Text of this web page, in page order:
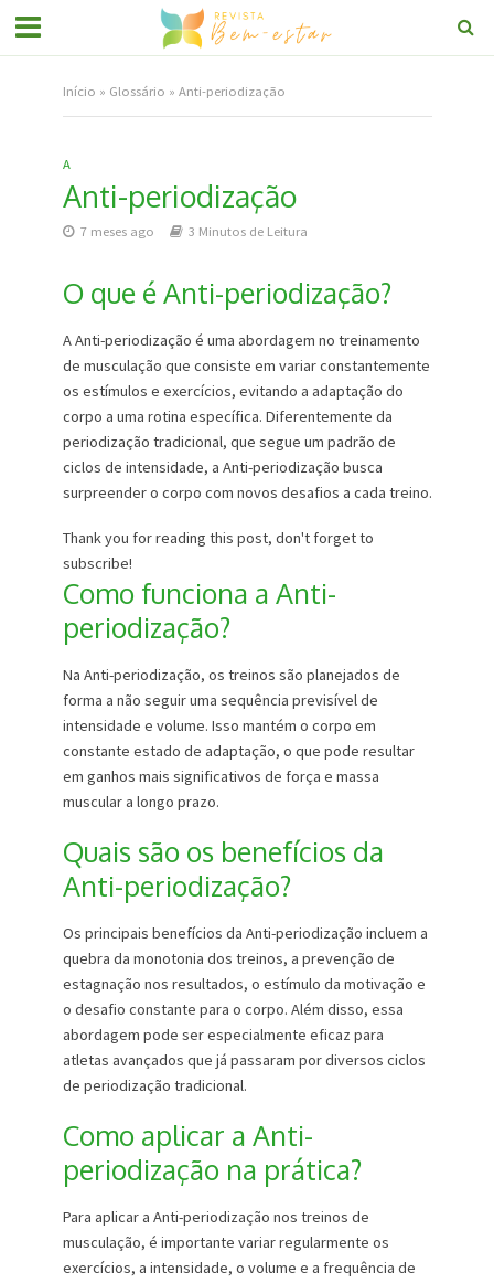
Início » Glossário » Anti-periodização
A
Anti-periodização
7 meses ago 3 Minutos de Leitura
O que é Anti-periodização?
A Anti-periodização é uma abordagem no treinamento
de musculação que consiste em variar constantemente
os estímulos e exercícios, evitando a adaptação do
corpo a uma rotina específica. Diferentemente da
periodização tradicional, que segue um padrão de
ciclos de intensidade, a Anti-periodização busca
surpreender o corpo com novos desafios a cada treino.
Thank you for reading this post, don't forget to
subscribe!
Como funciona a Anti-
periodização?
Na Anti-periodização, os treinos são planejados de
forma a não seguir uma sequência previsível de
intensidade e volume. Isso mantém o corpo em
constante estado de adaptação, o que pode resultar
em ganhos mais significativos de força e massa
muscular a longo prazo.
Quais são os benefícios da
Anti-periodização?
Os principais benefícios da Anti-periodização incluem a
quebra da monotonia dos treinos, a prevenção de
estagnação nos resultados, o estímulo da motivação e
o desafio constante para o corpo. Além disso, essa
abordagem pode ser especialmente eficaz para
atletas avançados que já passaram por diversos ciclos
de periodização tradicional.
Como aplicar a Anti-
periodização na prática?
Para aplicar a Anti-periodização nos treinos de
musculação, é importante variar regularmente os
exercícios, a intensidade, o volume e a frequência de